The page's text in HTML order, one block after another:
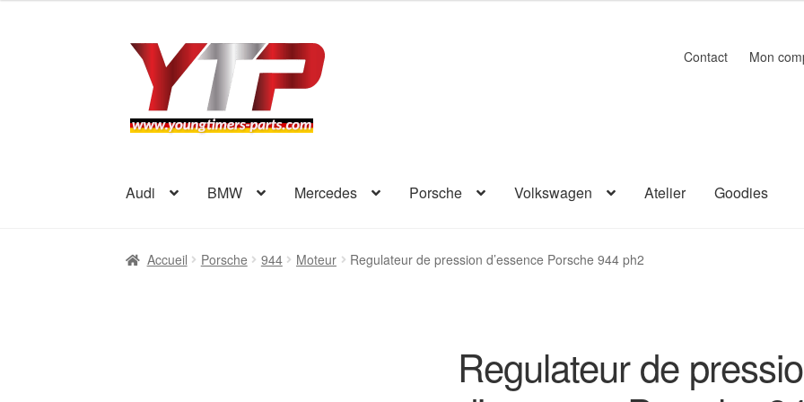
Aller
navigation
Aller
contenu
Contact Mon
Audi BMW Mercedes Porsche Volkswagen Atelier Goodies
Accueil Porsche 944 Moteur Regulateur de pression d’essence Porsche 944 ph2
Regulateur de